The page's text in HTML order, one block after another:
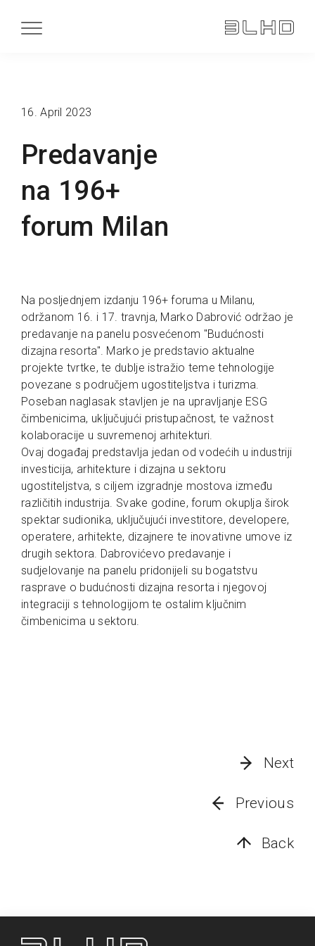
Predavanje
na 196+
forum Milan
16. April 2023
Na posljednjem izdanju 196+ foruma u Milanu,
održanom 16. i 17. travnja, Marko Dabrović održao je
predavanje na panelu posvećenom "Budućnosti
dizajna resorta". Marko je predstavio aktualne
projekte tvrtke, te dublje istražio teme tehnologije
povezane s područjem ugostiteljstva i turizma.
Poseban naglasak stavljen je na upravljanje ESG
čimbenicima, uključujući pristupačnost, te važnost
kolaboracije u suvremenoj arhitekturi.
Ovaj događaj predstavlja jedan od vodećih u industriji
investicija, arhitekture i dizajna u sektoru
ugostiteljstva, s ciljem izgradnje mostova između
različitih industrija. Svake godine, forum okuplja širok
spektar sudionika, uključujući investitore, developere,
operatere, arhitekte, dizajnere te inovativne umove iz
drugih sektora. Dabrovićevo predavanje i
sudjelovanje na panelu pridonijeli su bogatstvu
rasprave o budućnosti dizajna resorta i njegovoj
integraciji s tehnologijom te ostalim ključnim
čimbenicima u sektoru.
Next
Previous
Back